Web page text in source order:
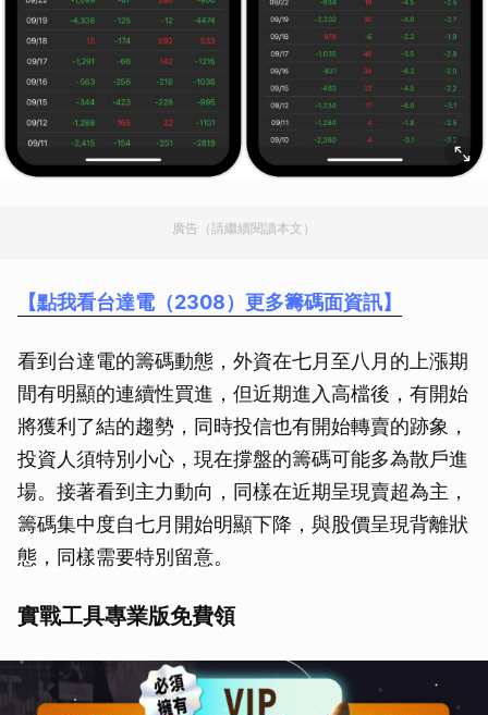
廣告（請繼續閱讀本文）
【點我看台達電（2308）更多籌碼面資訊】
看到台達電的籌碼動態，外資在七月至八月的上漲期
間有明顯的連續性買進，但近期進入高檔後，有開始
將獲利了結的趨勢，同時投信也有開始轉賣的跡象，
投資人須特別小心，現在撐盤的籌碼可能多為散戶進
場。接著看到主力動向，同樣在近期呈現賣超為主，
籌碼集中度自七月開始明顯下降，與股價呈現背離狀
態，同樣需要特別留意。
實戰工具專業版免費領